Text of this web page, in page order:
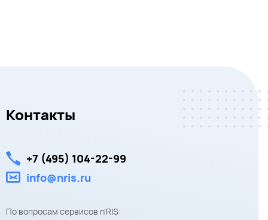
Контакты
+7 (495) 104-22-99
info@nris.ru
По вопросам сервисов n'RIS: